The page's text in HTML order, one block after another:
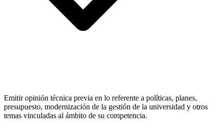
Emitir opinión técnica previa en lo referente a políticas, planes,
presupuesto, modernización de la gestión de la universidad y otros
temas vinculadas al ámbito de su competencia.